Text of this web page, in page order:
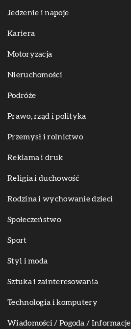
Jedzenie i napoje
Kariera
Motoryzacja
Nieruchomości
Podróże
Prawo, rząd i polityka
Przemysł i rolnictwo
Reklama i druk
Religia i duchowość
Rodzina i wychowanie dzieci
Społeczeństwo
Sport
Styl i moda
Sztuka i zainteresowania
Technologia i komputery
Wiadomości / Pogoda / Informacje